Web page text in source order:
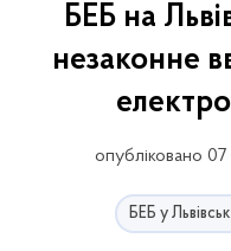
БЕБ на
незаконне
опубліковано
БЕБ у